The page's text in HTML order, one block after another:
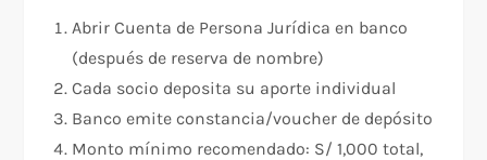
Abrir Cuenta de Persona Jurídica en banco
(después de reserva de nombre)
Cada socio deposita su aporte individual
Banco emite constancia/voucher de depósito
Monto mínimo recomendado: S/ 1,000 total,